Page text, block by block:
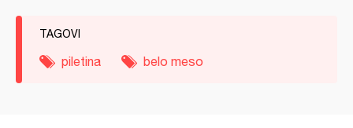
TAGOVI
piletina belo meso